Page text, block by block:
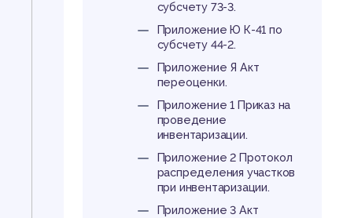
субсчету 73-3.
Приложение Ю К-41 по
субсчету 44-2.
Приложение Я Акт
переоценки.
Приложение 1 Приказ на
проведение
инвентаризации.
Приложение 2 Протокол
распределения участков
при инвентаризации.
Приложение 3 Акт